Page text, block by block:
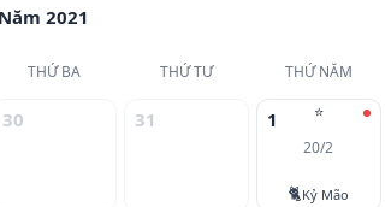
2021
THỨ BA THỨ TƯ THỨ NĂM
30 31 ⭐
1
20/2
🐈Kỷ Mão